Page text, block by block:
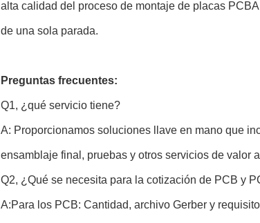
alta calidad del proceso de montaje de placas
de una sola parada.
Preguntas frecuentes:
Q1, ¿qué servicio tiene?
A: Proporcionamos soluciones llave en mano que
ensamblaje final, pruebas y otros servicios de valor
Q2, ¿Qué se necesita para la cotización de PCB y
A:Para los PCB: Cantidad, archivo Gerber y